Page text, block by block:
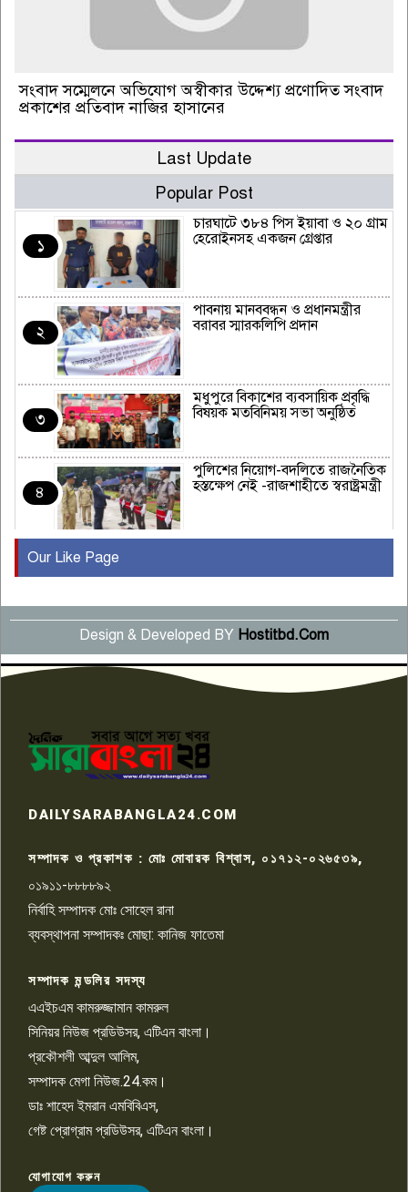
সংবাদ সম্মেলনে অভিযোগ অস্বীকার উদ্দেশ্য প্রণোদিত সংবাদ
প্রকাশের প্রতিবাদ নাজির হাসানের
Last Update
Popular Post
১
চারঘাটে ৩৮৪ পিস ইয়াবা ও ২০ গ্রাম
হেরোইনসহ একজন গ্রেপ্তার
২
পাবনায় মানববন্ধন ও প্রধানমন্ত্রীর
বরাবর স্মারকলিপি প্রদান
৩
মধুপুরে বিকাশের ব্যবসায়িক প্রবৃদ্ধি
বিষয়ক মতবিনিময় সভা অনুষ্ঠিত
৪
পুলিশের নিয়োগ-বদলিতে রাজনৈতিক
হস্তক্ষেপ নেই -রাজশাহীতে স্বরাষ্ট্রমন্ত্রী
৫
বছর পূর্তি উদযাপন
৬
সংবাদ সম্মেলনে অভিযোগ অস্বীকার
উদ্দেশ্য প্রণোদিত সংবাদ প্রকাশের
প্রতিবাদ নাজির হাসানের
৭
কেটে ঘরে ঢুকে স্কুল শিক্ষিকাকে হত্যা
টয়লেটের ট্যাংকি থেকে লাশ উদ্ধার
রাজশাহীতে সন্ত্রাসী হামলায় গুরুতর
৯
চাঁদাবাজি ও হয়রানির অভিযোগ
১০
Our Like Page
Design & Developed BY Hostitbd.Com
DAILYSARABANGLA24.COM
সম্পাদক ও প্রকাশক : মোঃ মোবারক বিশ্বাস, ০১৭১২-০২৬৫৩৯,
০১৯১১-৮৮৮৮৯২
নির্বাহি সম্পাদক মোঃ সোহেল রানা
ব্যবস্থাপনা সম্পাদকঃ মোছা: কানিজ ফাতেমা
সম্পাদক মন্ডলির সদস্য
এএইচএম কামরুজ্জামান কামরুল
সিনিয়র নিউজ প্রডিউসর, এটিএন বাংলা।
প্রকৌশলী আব্দুল আলিম,
সম্পাদক মেগা নিউজ.24.কম।
ডাঃ শাহেদ ইমরান এমবিবিএস,
গেষ্ট প্রোগ্রাম প্রডিউসর, এটিএন বাংলা।
যোগাযোগ করুন